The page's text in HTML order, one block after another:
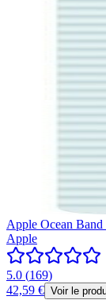
Apple Ocean
Apple
5.0 (169)
42,59 € Voir le